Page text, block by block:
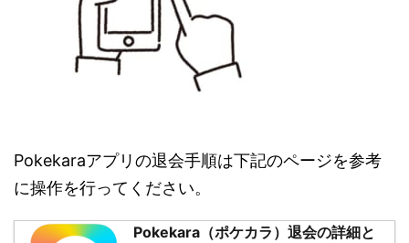
Pokekaraアプリの退会手順は下記のページを参考
に操作を行ってください。
Pokekara（ポケカラ）退会の詳細と